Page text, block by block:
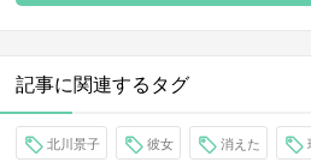
記事に関連するタグ
北川景子 彼女 消えた